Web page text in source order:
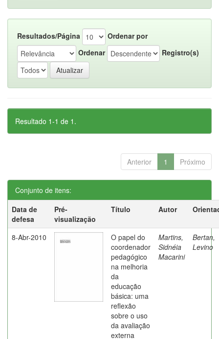
Resultados/Página
Ordenar por
Ordenar
Registro(s)
Resultado 1-1 de 1.
Anterior 1 Próximo
Conjunto de itens:
Data de
defesa
Pré-
visualização
Título Autor
8-Abr-2010
O papel do
coordenador
pedagógico
na melhoria
da
educação
básica: uma
reflexão
sobre o uso
da avaliação
externa
Martins,
Sidnéia
Macarini
Bertan,
Levino